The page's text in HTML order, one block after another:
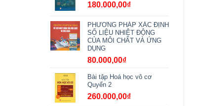
180.000,00₫
PHƯƠNG PHÁP XÁC ĐỊNH
SỐ LIỆU NHIỆT ĐỘNG
CỦA MÔI CHẤT VÀ ỨNG
DỤNG
80.000,00₫
Bài tập Hoá học vô cơ
Quyển 2
260.000,00₫